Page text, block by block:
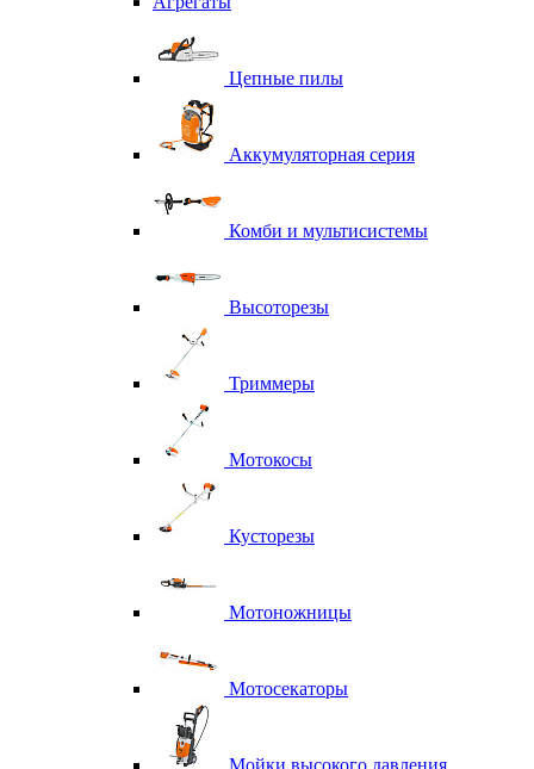
Цепные пилы
Аккумуляторная серия
Комби и мультисистемы
Высоторезы
Триммеры
Мотокосы
Кусторезы
Мотоножницы
Мотосекаторы
Мойки высокого давления